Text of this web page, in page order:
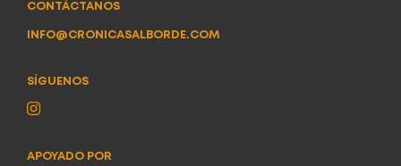
CONTÁCTANOS
INFO@CRONICASALBORDE.COM
SÍGUENOS
APOYADO POR